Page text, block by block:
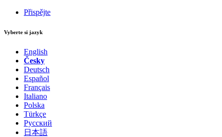
Přispějte
Vyberte si jazyk
English
Česky
Deutsch
Español
Français
Italiano
Polska
Türkçe
Русский
日本語